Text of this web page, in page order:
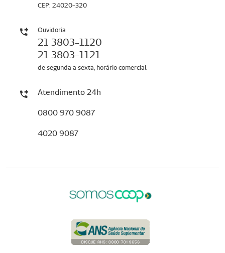
CEP: 24020-320
Ouvidoria
21 3803-1120
21 3803-1121
de segunda a sexta, horário comercial
Atendimento 24h
0800 970 9087
4020 9087